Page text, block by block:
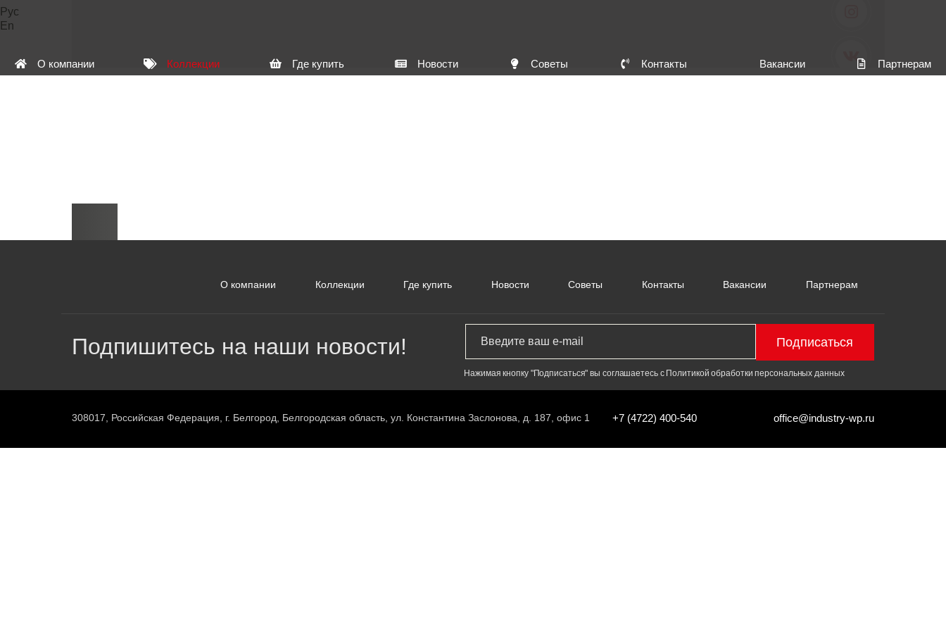
Рус
En
О компании Коллекции Где купить Новости Советы Контакты Вакансии Партнерам
О компании Коллекции Где купить Новости Советы Контакты Вакансии Партнерам
Подпишитесь на наши новости! Подписаться
Нажимая кнопку "Подписаться" вы соглашаетесь с Политикой обработки персональных данных
308017, Российская Федерация, г. Белгород, Белгородская область, ул. Константина Заслонова, д. 187, офис 1 +7 (4722) 400-540 office@industry-wp.ru